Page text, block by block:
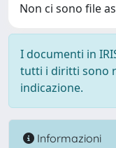
Non ci sono file
I documenti in
tutti i diritti sono
indicazione.
Informazioni